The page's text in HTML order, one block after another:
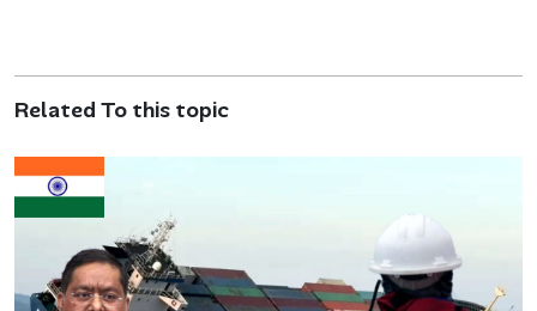
Related To this topic